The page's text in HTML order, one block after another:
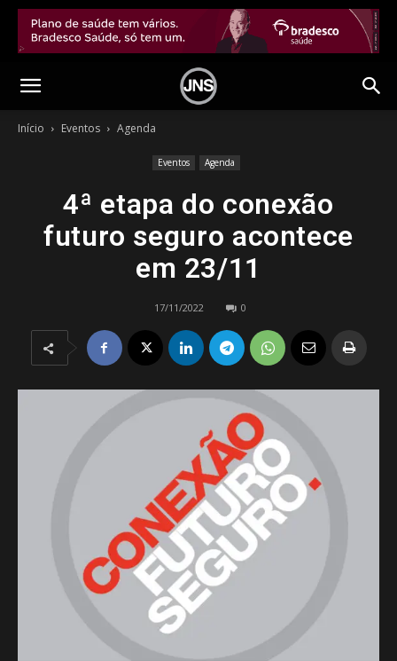
Início Eventos Agenda
Eventos Agenda
4ª etapa do conexão
futuro seguro acontece
em 23/11
17/11/2022 0